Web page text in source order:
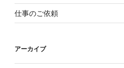
仕事のご依頼
アーカイブ